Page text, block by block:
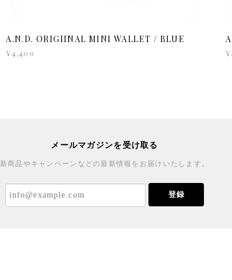
A.N.D. ORIGIINAL MINI WALLET / BLUE
¥4,400
メールマガジンを受け取る
新商品やキャンペーンなどの最新情報をお届けいたします。
登録